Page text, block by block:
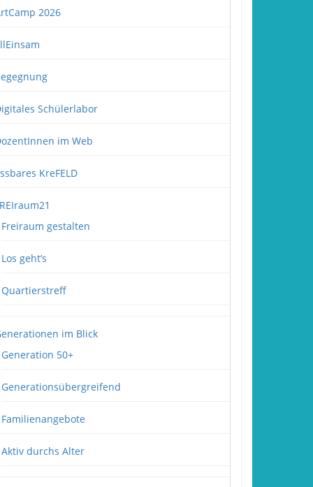
2026
Schülerlabor
im Web
KreFELD
Freiraum gestalten
Los geht’s
Quartierstreff
im Blick
Generation 50+
Generationsübergreifend
Familienangebote
Aktiv durchs Alter